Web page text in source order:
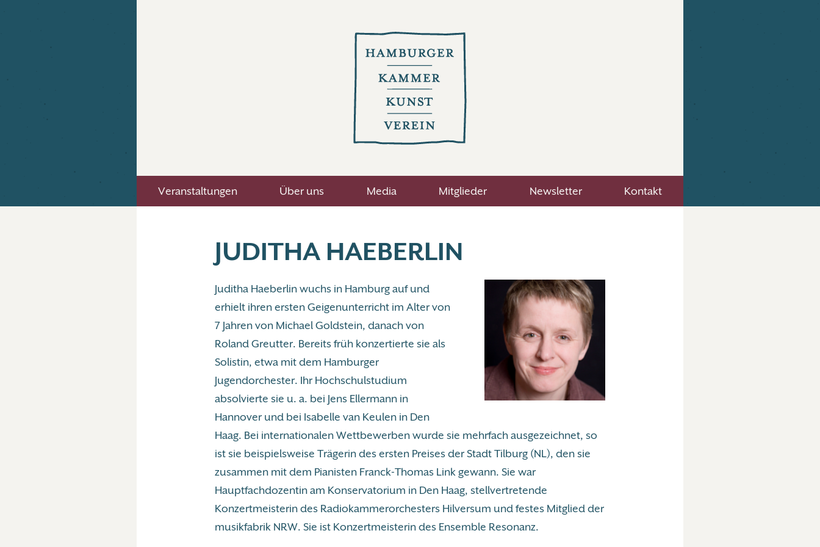
Veranstaltungen Über uns Media Mitglieder Newsletter Kontakt
JUDITHA HAEBERLIN
Juditha Haeberlin wuchs in Hamburg auf und
erhielt ihren ersten Geigenunterricht im Alter von
7 Jahren von Michael Goldstein, danach von
Roland Greutter. Bereits früh konzertierte sie als
Solistin, etwa mit dem Hamburger
Jugendorchester. Ihr Hochschulstudium
absolvierte sie u. a. bei Jens Ellermann in
Hannover und bei Isabelle van Keulen in Den
Haag. Bei internationalen Wettbewerben wurde sie mehrfach ausgezeichnet, so
ist sie beispielsweise Trägerin des ersten Preises der Stadt Tilburg (NL), den sie
zusammen mit dem Pianisten Franck-Thomas Link gewann. Sie war
Hauptfachdozentin am Konservatorium in Den Haag, stellvertretende
Konzertmeisterin des Radiokammerorchesters Hilversum und festes Mitglied der
musikfabrik NRW. Sie ist Konzertmeisterin des Ensemble Resonanz.